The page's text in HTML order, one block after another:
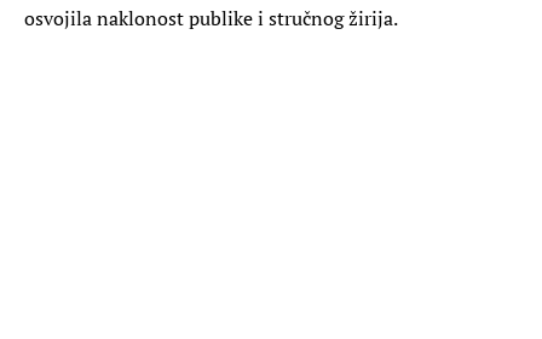
osvojila naklonost publike i stručnog žirija.